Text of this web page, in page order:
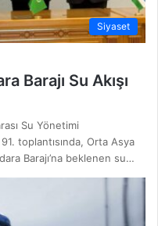
Siyaset
Barajı Su Akışı
Su Yönetimi
toplantısında, Orta Asya
Barajı’na beklenen su…